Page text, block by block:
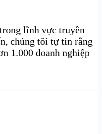
lĩnh vực truyền
chúng tôi tự tin rằng
1.000 doanh nghiệp